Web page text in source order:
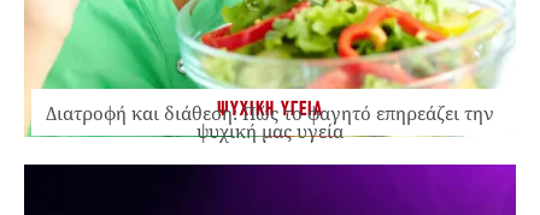
ΨΥΧΙΚΗ ΥΓΕΙΑ
Διατροφή και διάθεση: Πώς το φαγητό επηρεάζει την
ψυχική μας υγεία